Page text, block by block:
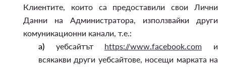
Клиентите, които са предоставили свои Лични
Данни на Администратора, използвайки други
комуникационни канали, т.е.:
а) уебсайтът https://www.facebook.com и
всякакви други уебсайтове, носещи марката на